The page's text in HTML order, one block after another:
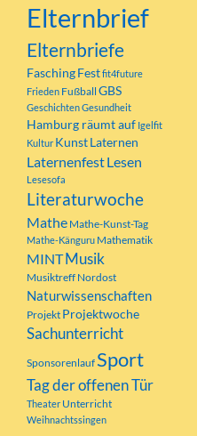
Elternbrief
Elternbriefe
FaschingFestfit4future
Frieden Fußball GBS
GeschichtenGesundheit
Hamburg räumt auf Igelfit
Kultur KunstLaternen
LaternenfestLesen
Lesesofa
Literaturwoche
Mathe Mathe-Kunst-Tag
Mathe-Känguru Mathematik
MINTMusik
Musiktreff Nordost
Naturwissenschaften
Projekt Projektwoche
Sachunterricht
SponsorenlaufSport
Tag der offenen Tür
Theater Unterricht
Weihnachtssingen